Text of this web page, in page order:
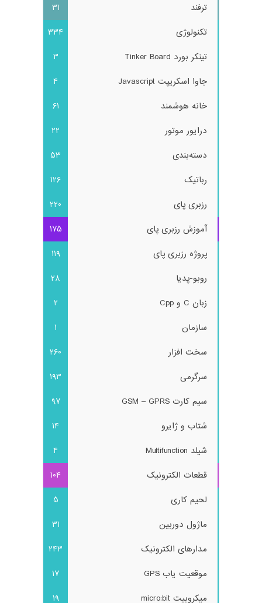
ترفند
31
تکنولوژی
334
تینکر بورد Tinker Board
3
جاوا اسکریپت Javascript
4
خانه هوشمند
61
درایور موتور
22
دسته‌بندی
53
رباتیک
126
رزبری پای
220
آموزش رزبری پای
175
پروژه رزبری پای
119
روبو-پدیا
28
زبان C و Cpp
2
سازمان
1
سخت افزار
260
سرگرمی
193
سیم کارت GSM – GPRS
97
شتاب و ژایرو
14
شیلد Multifunction
4
قطعات الکترونیک
104
لحیم کاری
5
ماژول دوربین
31
مدارهای الکترونیک
243
موقعیت یاب GPS
17
میکروبیت micro:bit
19